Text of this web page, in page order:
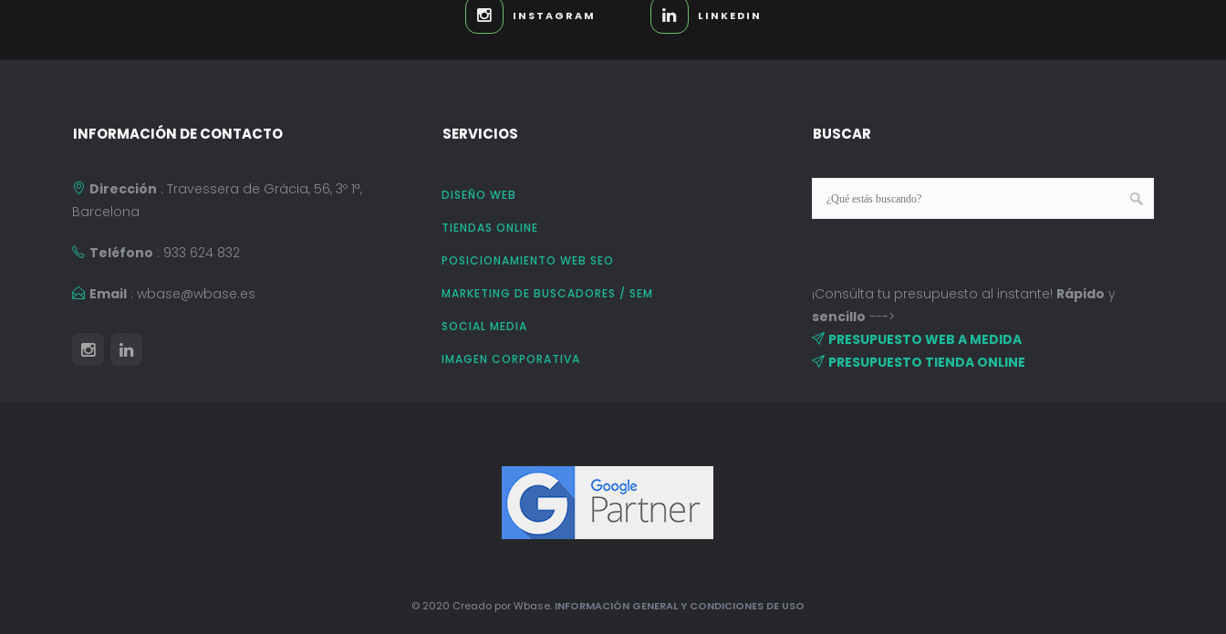
INSTAGRAM LINKEDIN
INFORMACIÓN DE CONTACTO
Dirección : Travessera de Gràcia, 56, 3º 1ª,
Barcelona
Teléfono : 933 624 832
Email : wbase@wbase.es
SERVICIOS
DISEÑO WEB
TIENDAS ONLINE
POSICIONAMIENTO WEB SEO
MARKETING DE BUSCADORES / SEM
SOCIAL MEDIA
IMAGEN CORPORATIVA
BUSCAR
¡Consúlta tu presupuesto al instante! Rápido y
sencillo --->
PRESUPUESTO WEB A MEDIDA
PRESUPUESTO TIENDA ONLINE
© 2020 Creado por Wbase. INFORMACIÓN GENERAL Y CONDICIONES DE USO